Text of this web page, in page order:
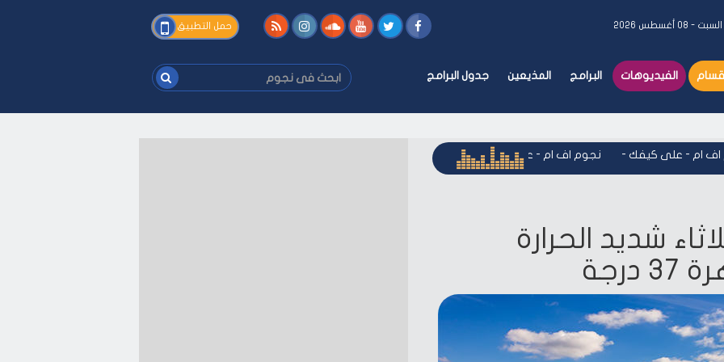
السبت - ٠٨ أغسطس ٢٠٢٦ حمل التطبيق
الفيديوهات البرامج المذيعين جدول البرامج
ابحث
فى
فى
- ام - على كيفك - نجوم اف ام - على كيفك نجوم اف ام - على كيفك
شديد الحرارة